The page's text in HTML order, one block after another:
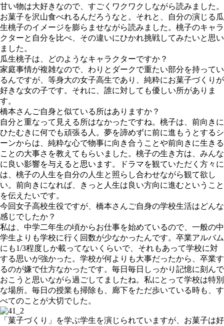
甘い物は大好きなので、すごくワクワクしながら読みました。
お菓子を沢山食べれるんだろうなと。それと、自分の演じる瓜
生桃子のイメージを膨らませながら読みました。桃子のキャラ
クターと自分を比べ、その違いにひかれ挑戦してみたいと思い
ました。
瓜生桃子は、どのようなキャラクターですか？
家庭事情が複雑なので、わりとダークで重たい部分を持ってい
るんですが、等身大の女子高生であり、純粋にお菓子づくりが
好きな女の子です。それに、誰に対しても優しい所がありま
す。
橋本さんご自身と似ている所はありますか？
自分と重なって見える所はなかったですね。桃子は、前向きに
ひたむきに何でも頑張る人。夢を諦めずに前に進もうとするシ
ーンからは、純粋な心で物事に向き合うことや前向きに生きる
ことの大事さを教えてもらいました。桃子の生き方は、みんな
に良い影響を与えると思います。ドラマを観ていただく方々に
は、桃子の人生を自分の人生と照らし合わせながら観て欲し
い。前向きになれば、きっと人生は良い方向に進むということ
を伝えたいです。
今回女子高校生役ですが、橋本さんご自身の学校生活はどんな
感じでしたか？
私は、中学二年生の頃からお仕事を始めているので、一般の中
学生よりも学校に行く回数が少なかったんです。卒業アルバム
にも1/3程度しか載ってないくらいで、それもあって学校に対
する思いが強かった。学校が何よりも大事だったから、卒業す
るのが嫌で仕方なかったです。毎日毎日しっかり記憶に刻んで
おこうと思いながら過ごしてましたね。私にとって学校は特別
な場所。毎日の授業も掃除も、廊下をただ歩いている時も、す
べてのことが大切でした。
「菓子づくり」を学ぶ学生を演じられていますが、お菓子は好